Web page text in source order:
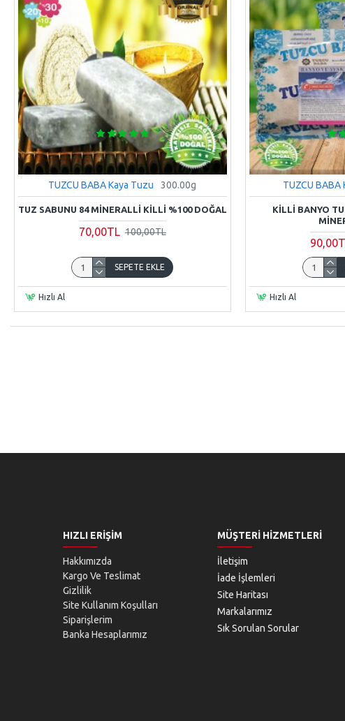
TUZCU BABA Kaya Tuzu 300.00g
TUZ SABUNU 84 MINERALLI KILLI %100 DOĞAL
70,00TL 100,00TL
SEPETE EKLE
Hızlı Al
TUZCU BABA
KILLI BANYO
Hızlı Al
HIZLI ERIŞIM
Hakkımızda
Kargo Ve Teslimat
Gizlilik
Site Kullanım Koşulları
Siparişlerim
Banka Hesaplarımız
MÜŞTERI HIZMETLERI
İletişim
İade İşlemleri
Site Haritası
Markalarımız
Sık Sorulan Sorular